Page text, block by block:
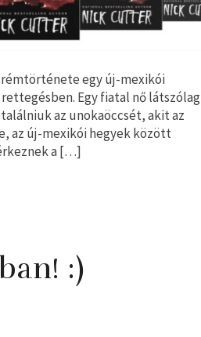
rémtörténete egy új-mexikói
Egy fiatal nő látszólag
az unokaöccsét, akit az
az új-mexikói hegyek között
a […]
:)